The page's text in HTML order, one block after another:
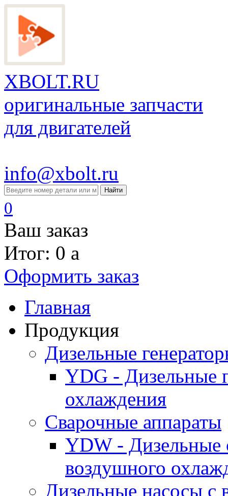
XBOLT.RU
оригинальные запчасти
для двигателей
info@xbolt.ru
Найти
0
Ваш заказ
Итог: 0 a
Оформить заказ
Главная
Продукция
Дизельные
YDG - Дизельные
охлаждения
Cварочные аппараты
YDW - Дизельные
воздушного
Дизельные насосы